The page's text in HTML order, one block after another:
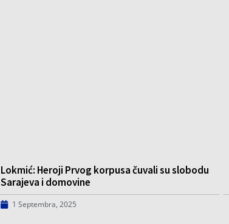
Lokmić: Heroji Prvog korpusa čuvali su slobodu
Sarajeva i domovine
1 Septembra, 2025